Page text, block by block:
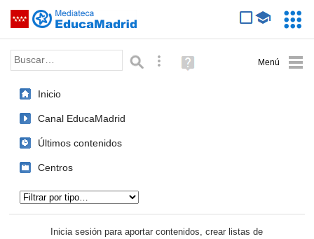
Saltar navegación
Palabra o frase: Búsqueda avanzada
Ayuda
(en
Inicio
Canal EducaMadrid
Últimos contenidos
Centros
Inicia sesión para aportar contenidos, crear listas de